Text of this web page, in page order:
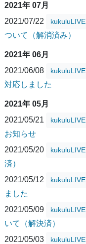
2021年 07月
2021/07/22
kukuluLIVE
ついて（解消済み）
2021年 06月
2021/06/08
kukuluLIVE
対応しました
2021年 05月
2021/05/21
kukuluLIVE
お知らせ
2021/05/20
kukuluLIVE
済）
2021/05/12
kukuluLIVE
ました
2021/05/09
kukuluLIVE
いて（解決済）
2021/05/03
kukuluLIVE